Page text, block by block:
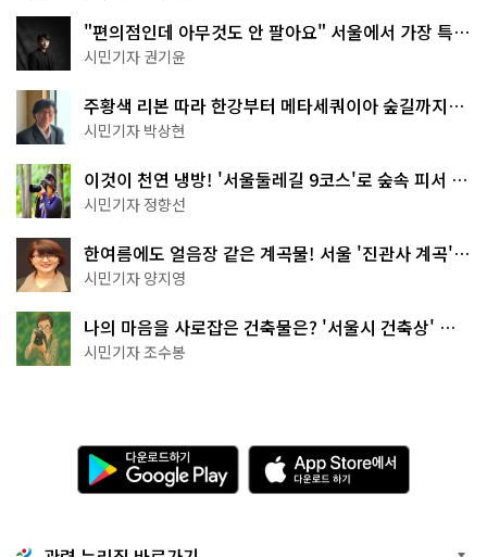
"편의점인데 아무것도 안 팔아요" 서울에서 가장 특별
한 편의점의 정체
시민기자 권기윤
주황색 리본 따라 한강부터 메타세쿼이아 숲길까지…
서울둘레길 15코스
시민기자 박상현
이것이 천연 냉방! '서울둘레길 9코스'로 숲속 피서 떠
나볼까
시민기자 정향선
한여름에도 얼음장 같은 계곡물! 서울 '진관사 계곡'이
천국이네~
시민기자 양지영
나의 마음을 사로잡은 건축물은? '서울시 건축상' 수
상작 공개!
시민기자 조수봉
다
운
로
기
A
p
p